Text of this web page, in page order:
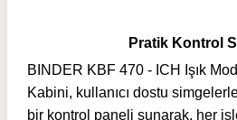
Pratik Kontrol
BINDER KBF 470 - ICH Işık
Kabini, kullanıcı dostu
bir kontrol paneli sunarak, her